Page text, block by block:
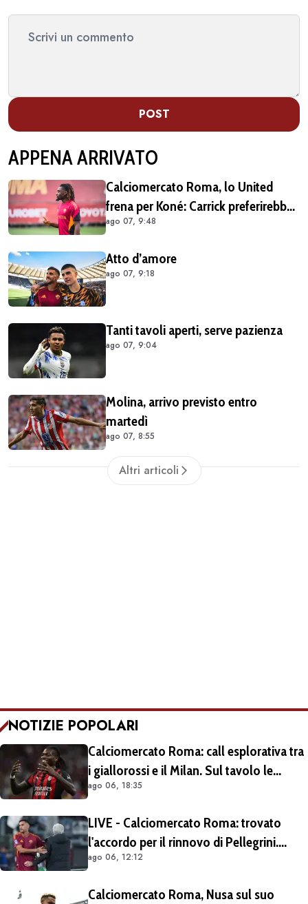
POST
APPENA ARRIVATO
Calciomercato Roma, lo United
frena per Koné: Carrick preferirebbe
altri profili
ago 07, 9:48
Atto d’amore
ago 07, 9:18
Tanti tavoli aperti, serve pazienza
ago 07, 9:04
Molina, arrivo previsto entro
martedì
ago 07, 8:55
Altri articoli
NOTIZIE POPOLARI
Calciomercato Roma: call esplorativa tra
i giallorossi e il Milan. Sul tavolo le
situazioni di Leao e Soulé
ago 06, 18:35
LIVE - Calciomercato Roma: trovato
l'accordo per il rinnovo di Pellegrini.
Prolungamento di un solo anno
ago 06, 12:12
Calciomercato Roma, Nusa sul suo